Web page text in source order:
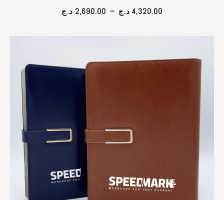
2,690.00 د.ج – 4,320.00 د.ج
4,320.00 د.ج